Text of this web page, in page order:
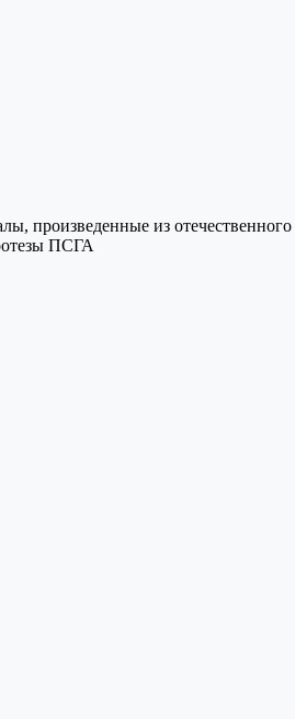
произведенные из
ПСГА